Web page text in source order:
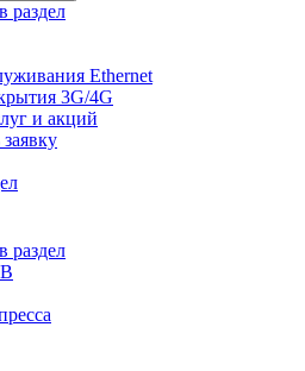
раздел
Ethernet
3G/4G
и акций
раздел